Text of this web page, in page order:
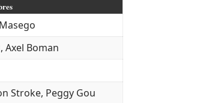
Axel Boman
Stroke, Peggy Gou